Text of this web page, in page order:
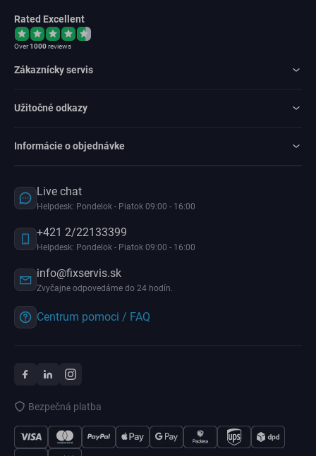
Rated Excellent
Over1000reviews
Zákaznícky servis
Užitočné odkazy
Informácie o objednávke
Live chat
Helpdesk: Pondelok - Piatok 09:00 - 16:00
+421 2/22133399
Helpdesk: Pondelok - Piatok 09:00 - 16:00
info@fixservis.sk
Zvyčajne odpovedáme do 24 hodín.
Centrum pomoci / FAQ
Bezpečná platba